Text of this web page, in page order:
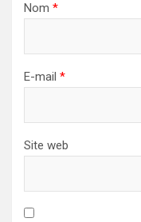
Nom *
E-mail *
Site web